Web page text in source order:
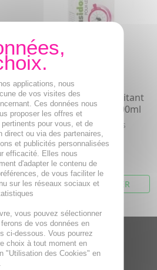
PARASIDOSE Soin traitant
poux lentes flacon 200ml
Elimine efficacement les
lentes et les poux.
15,63€
AJOUTER AU PANIER
applications, nous
de vos visites des
Ces données nous
proposer les offres et
pour vous, et de
direct ou via des partenaires,
et publicités personnalisées
efficacité. Elles nous
d'adapter le contenu de
de vous faciliter le
sur les réseaux sociaux et
vous pouvez sélectionner
de vos données en
ci-dessous. Vous pourrez
choix à tout moment en
"Utilisation des Cookies" en